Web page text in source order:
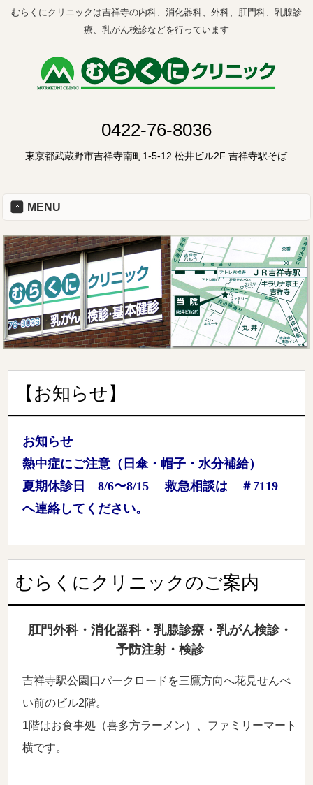
むらくにクリニックは吉祥寺の内科、消化器科、外科、肛門科、乳腺診
療、乳がん検診などを行っています
0422-76-8036
東京都武蔵野市吉祥寺南町1-5-12 松井ビル2F 吉祥寺駅そば
MENU
【お知らせ】
お知らせ
熱中症にご注意（日傘・帽子・水分補給）
夏期休診日 8/6〜8/15 救急相談は ＃7119
へ連絡してください。
むらくにクリニックのご案内
肛門外科・消化器科・乳腺診療・乳がん検診・
予防注射・検診
吉祥寺駅公園口パークロードを三鷹方向へ花見せんべ
い前のビル2階。
1階はお食事処（喜多方ラーメン）、ファミリーマート
横です。